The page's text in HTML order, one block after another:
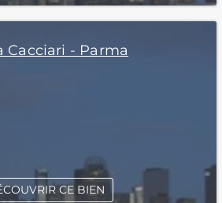
Cacciari - Parma
CE BIEN